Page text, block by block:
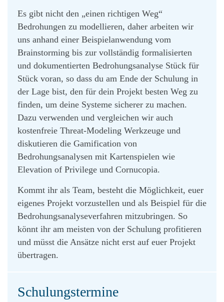
Es gibt nicht den „einen richtigen Weg“
Bedrohungen zu modellieren, daher arbeiten wir
uns anhand einer Beispielanwendung vom
Brainstorming bis zur vollständig formalisierten
und dokumentierten Bedrohungsanalyse Stück für
Stück voran, so dass du am Ende der Schulung in
der Lage bist, den für dein Projekt besten Weg zu
finden, um deine Systeme sicherer zu machen.
Dazu verwenden und vergleichen wir auch
kostenfreie Threat-Modeling Werkzeuge und
diskutieren die Gamification von
Bedrohungsanalysen mit Kartenspielen wie
Elevation of Privilege und Cornucopia.
Kommt ihr als Team, besteht die Möglichkeit, euer
eigenes Projekt vorzustellen und als Beispiel für die
Bedrohungsanalyseverfahren mitzubringen. So
könnt ihr am meisten von der Schulung profitieren
und müsst die Ansätze nicht erst auf euer Projekt
übertragen.
Schulungstermine